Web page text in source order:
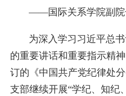
——国际关系学院副院
为深入学习习近平总
的重要讲话和重要指示精
订的《中国共产党纪律处
支部继续开展“学纪、知纪